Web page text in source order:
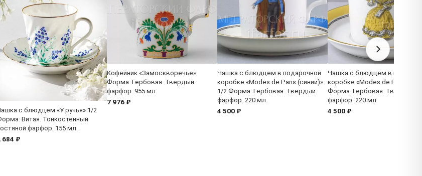
с блюдцем «У ручья» 1/2
Витая. Тонкостенный
фарфор. 155 мл.
684 ₽
Кофейник «Замоскворечье»
Форма: Гербовая. Твердый
фарфор. 955 мл.
7 976 ₽
Чашка с блюдцем в подарочной
коробке «Modes de Paris (синий)»
1/2 Форма: Гербовая. Твердый
фарфор. 220 мл.
4 500 ₽
Чашка с блюдцем в
коробке «Modes de Paris
Форма: Гербовая. Твердый
фарфор. 220 мл.
4 500 ₽